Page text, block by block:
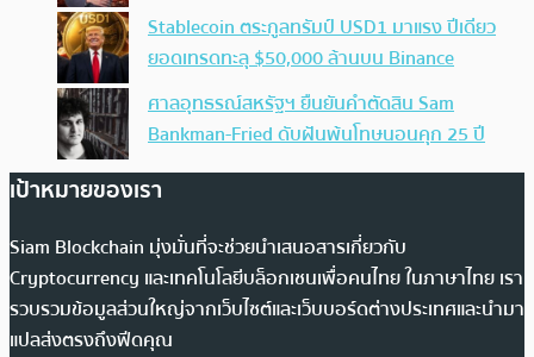
Stablecoin ตระกูลทรัมป์ USD1 มาแรง ปีเดียว
ยอดเทรดทะลุ $50,000 ล้านบน Binance
ศาลอุทธรณ์สหรัฐฯ ยืนยันคำตัดสิน Sam
Bankman-Fried ดับฝันพ้นโทษนอนคุก 25 ปี
เป้าหมายของเรา
Siam Blockchain มุ่งมั่นที่จะช่วยนำเสนอสารเกี่ยวกับ
Cryptocurrency และเทคโนโลยีบล็อกเชนเพื่อคนไทย ในภาษาไทย เรา
รวบรวมข้อมูลส่วนใหญ่จากเว็บไซต์และเว็บบอร์ดต่างประเทศและนำมา
แปลส่งตรงถึงฟีดคุณ